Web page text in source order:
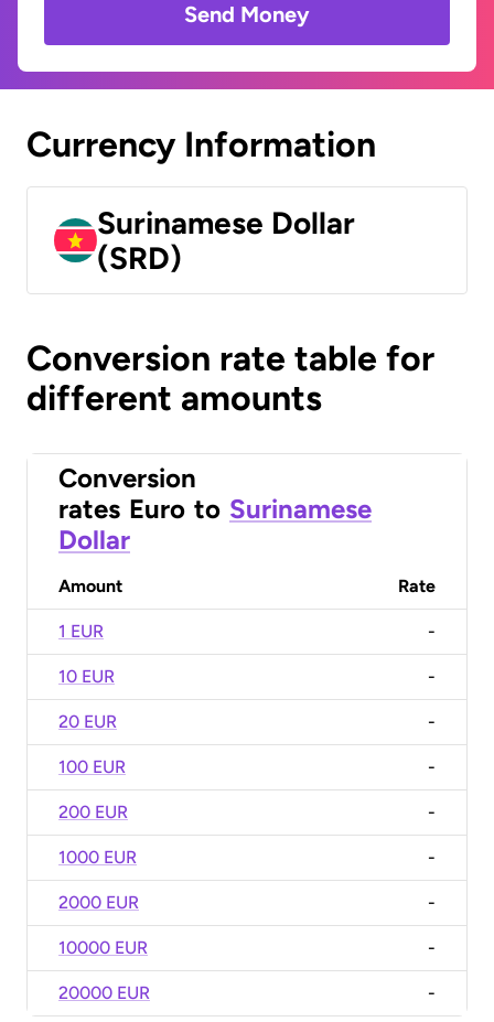
Send Money
Currency Information
Surinamese Dollar
(SRD)
Conversion rate table for
different amounts
Conversion
rates Euro to Surinamese
Dollar
Amount Rate
1 EUR -
10 EUR -
20 EUR -
100 EUR -
200 EUR -
1000 EUR -
2000 EUR -
10000 EUR -
20000 EUR -